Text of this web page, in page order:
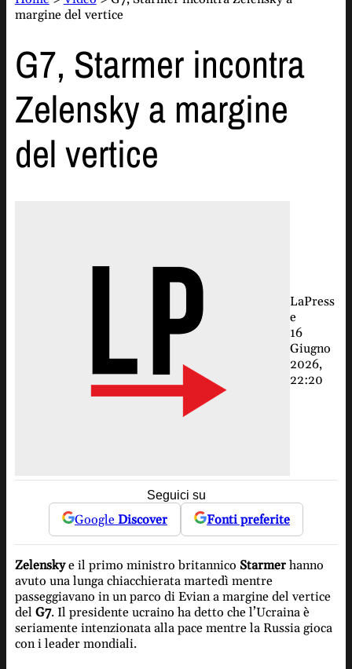
margine del vertice
G7, Starmer incontra
Zelensky a margine
del vertice
LaPress
e
16
Giugno
2026,
22:20
Seguici su
Google Discover Fonti preferite
Zelenskye il primo ministro britannico Starmerhanno
avuto una lunga chiacchierata martedì mentre
passeggiavano in un parco di Evian a margine del vertice
del G7. Il presidente ucraino ha detto che l’Ucraina è
seriamente intenzionata alla pace mentre la Russia gioca
con i leader mondiali.